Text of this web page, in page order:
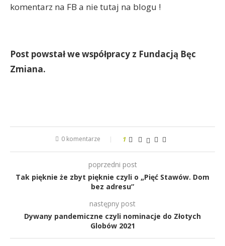
komentarz na FB a nie tutaj na blogu !
Post powstał we współpracy z Fundacją Bęc
Zmiana.
0 komentarze 1
poprzedni post
Tak pięknie że zbyt pięknie czyli o „Pięć Stawów. Dom
bez adresu”
następny post
Dywany pandemiczne czyli nominacje do Złotych
Globów 2021